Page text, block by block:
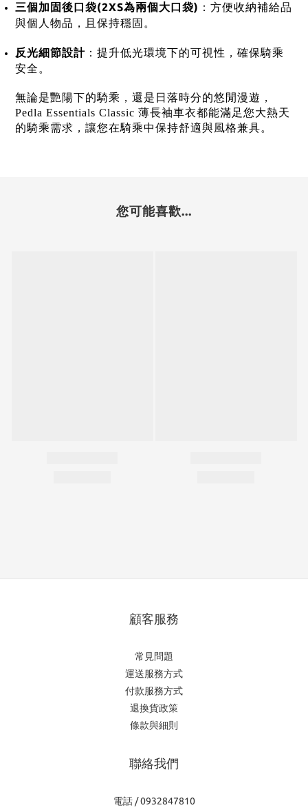
三個加固後口袋(2XS為兩個大口袋) ： 方便收納補給品
與個人物品，且保持穩固。
反光細節設計 ： 提升低光環境下的可視性，確保騎乘
安全。
無論是艷陽下的騎乘，還是日落時分的悠閒漫遊，
Pedla Essentials Classic 薄長袖車衣都能滿足您大熱天
的騎乘需求，讓您在騎乘中保持舒適與風格兼具。
您可能喜歡...
顧客服務
常見問題
運送服務方式
付款服務方式
退換貨政策
條款與細則
聯絡我們
電話 / 0932847810